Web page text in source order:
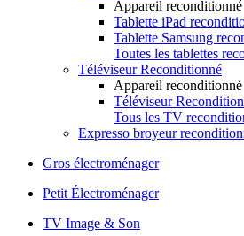
Appareil reconditionné
Tablette iPad
Tablette Samsung
Toutes les tablettes
Téléviseur Reconditionné
Appareil reconditionné
Téléviseur
Tous les TV
Expresso broyeur
Gros électroménager
Petit Électroménager
TV Image & Son